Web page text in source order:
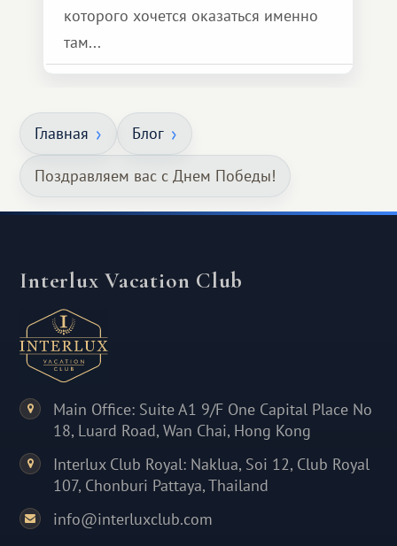
которого хочется оказаться именно
там...
Главная Блог
Поздравляем вас с Днем Победы!
Interlux Vacation Club
Main Office: Suite A1 9/F One Capital Place No
18, Luard Road, Wan Chai, Hong Kong
Interlux Club Royal: Naklua, Soi 12, Club Royal
107, Chonburi Pattaya, Thailand
info@interluxclub.com